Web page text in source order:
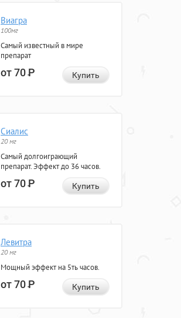
Виагра
100мг
Самый известный в мире
препарат
от 70Р Купить
Сиалис
20 мг
Самый долгоиграющий
препарат. Эффект до 36 часов.
от 70Р Купить
Левитра
20 мг
Мощный эффект на 5ть часов.
от 70Р Купить